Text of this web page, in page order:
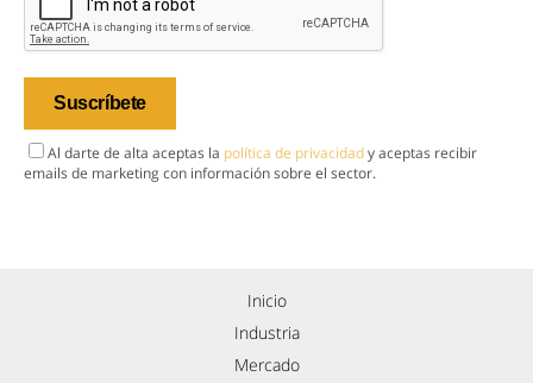
Al darte de alta aceptas la política de privacidady aceptas recibir
emails de marketing con información sobre el sector.
Inicio
Industria
Mercado